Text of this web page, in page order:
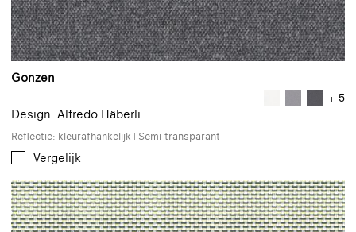
Gonzen
+ 5
Design: Alfredo Häberli
Reflectie: kleurafhankelijk | Semi-transparant
Vergelijk